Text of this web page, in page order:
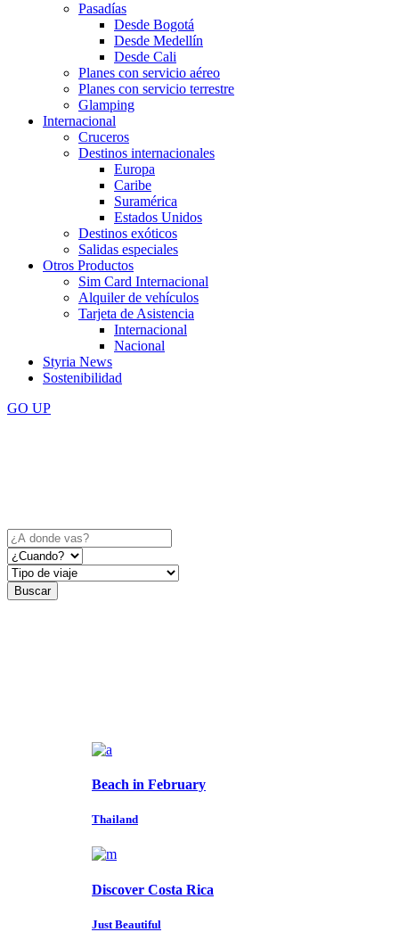
Pasadías
Desde Bogotá
Desde Medellín
Desde Cali
Planes con servicio aéreo
Planes con servicio terrestre
Glamping
Internacional
Cruceros
Destinos internacionales
Europa
Caribe
Suramérica
Estados Unidos
Destinos exóticos
Salidas especiales
Otros Productos
Sim Card Internacional
Alquiler de vehículos
Tarjeta de Asistencia
Internacional
Nacional
Styria News
Sostenibilidad
GO UP
Beach in February
Thailand
Discover Costa Rica
Just Beautiful